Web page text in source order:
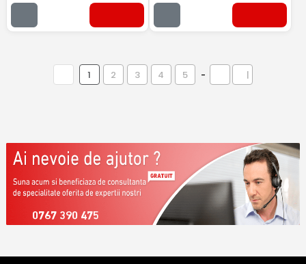
1 2 3 4 5 - |
0767 390 475